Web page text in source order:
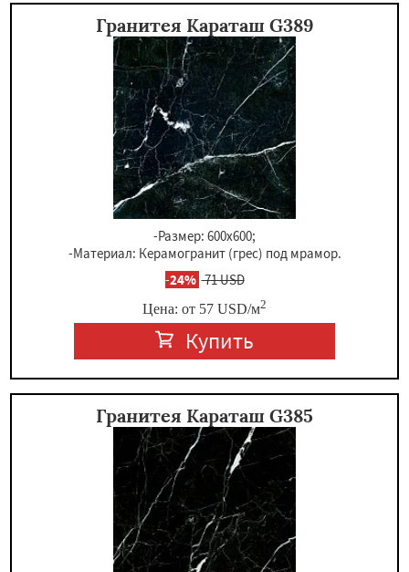
Гранитея Караташ G389
-Размер: 600x600;
-Материал: Керамогранит (грес) под мрамор.
-24% 71 USD
Цена: от 57 USD/м2
Купить
Гранитея Караташ G385